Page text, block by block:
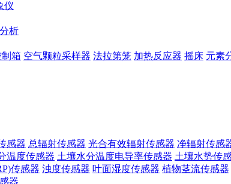
仪
析
箱 空气颗粒采样器 法拉第笼 加热反应器 摇床 元素
感器 总辐射传感器 光合有效辐射传感器 净辐射传感
温度传感器 土壤水分温度电导率传感器 土壤水势传
传感器 浊度传感器 叶面湿度传感器 植物茎流传感器
器